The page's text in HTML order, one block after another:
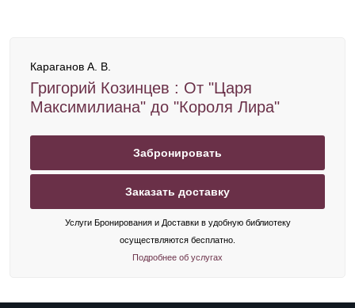
Караганов А. В.
Григорий Козинцев : От "Царя
Максимилиана" до "Короля Лира"
Забронировать
Заказать доставку
Услуги Бронирования и Доставки в удобную библиотеку
осуществляются бесплатно.
Подробнее об услугах